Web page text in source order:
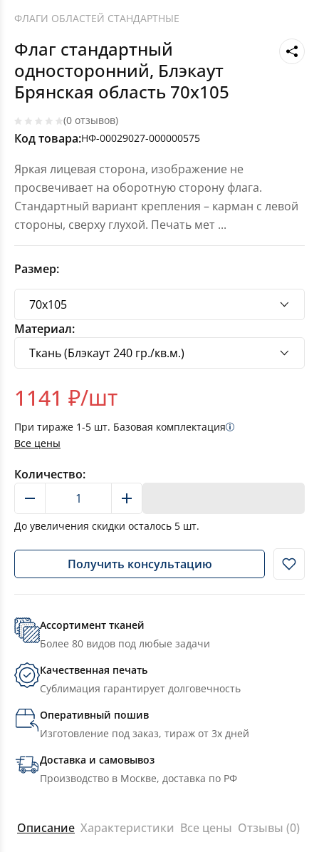
ФЛАГИ ОБЛАСТЕЙ СТАНДАРТНЫЕ
Флаг стандартный
односторонний, Блэкаут
Брянская область 70х105
(0 отзывов)
Код товара:НФ-00029027-000000575
Яркая лицевая сторона, изображение не
просвечивает на оборотную сторону флага.
Стандартный вариант крепления – карман с левой
стороны, сверху глухой. Печать мет ...
Размер:
Материал:
1141 ₽/шт
При тираже 1-5 шт. Базовая комплектация
Все цены
Количество:
До увеличения скидки осталось 5 шт.
Получить консультацию
Ассортимент тканей
Более 80 видов под любые задачи
Качественная печать
Сублимация гарантирует долговечность
Оперативный пошив
Изготовление под заказ, тираж от 3х дней
Доставка и самовывоз
Производство в Москве, доставка по РФ
Описание Характеристики Все цены Отзывы (0)